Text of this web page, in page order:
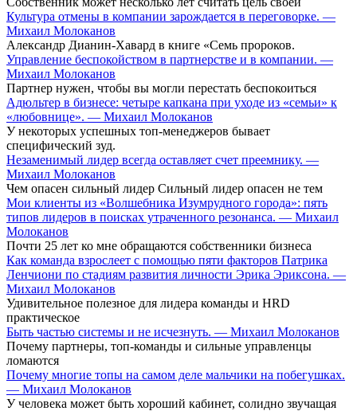
Культура отмены в компании зарождается в переговорке. —
Михаил Молоканов
Александр Дианин-Хавард в книге «Семь пророков.
Управление беспокойством в партнерстве и в компании. —
Михаил Молоканов
Партнер нужен, чтобы вы могли перестать беспокоиться
Адюльтер в бизнесе: четыре капкана при уходе из «семьи» к
«любовнице». — Михаил Молоканов
У некоторых успешных топ-менеджеров бывает
специфический зуд.
Незаменимый лидер всегда оставляет счет преемнику. —
Михаил Молоканов
Чем опасен сильный лидер Сильный лидер опасен не тем
Мои клиенты из «Волшебника Изумрудного города»: пять
типов лидеров в поисках утраченного резонанса. — Михаил
Молоканов
Почти 25 лет ко мне обращаются собственники бизнеса
Как команда взрослеет с помощью пяти факторов Патрика
Ленчиони по стадиям развития личности Эрика Эриксона. —
Михаил Молоканов
Удивительное полезное для лидера команды и HRD
практическое
Быть частью системы и не исчезнуть. — Михаил Молоканов
Почему партнеры, топ-команды и сильные управленцы
ломаются
Почему многие топы на самом деле мальчики на побегушках.
— Михаил Молоканов
У человека может быть хороший кабинет, солидно звучащая